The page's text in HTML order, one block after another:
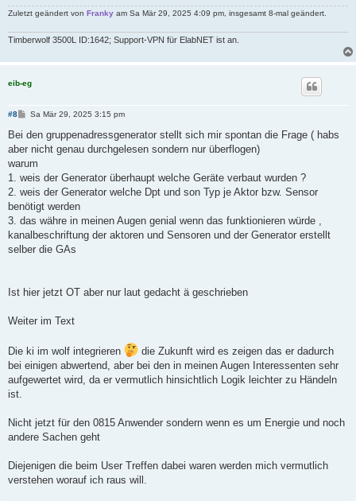
Zuletzt geändert von Franky am Sa Mär 29, 2025 4:09 pm, insgesamt 8-mal geändert.
Timberwolf 3500L ID:1642; Support-VPN für ElabNET ist an.
eib-eg
#8
B
i
r
a
Sa Mär 29, 2025 3:15 pm
Bei den gruppenadressgenerator stellt sich mir spontan die Frage ( habs
aber nicht genau durchgelesen sondern nur überflogen)
warum
1. weis der Generator überhaupt welche Geräte verbaut wurden ?
2. weis der Generator welche Dpt und son Typ je Aktor bzw. Sensor
benötigt werden
3. das währe in meinen Augen genial wenn das funktionieren würde ,
kanalbeschriftung der aktoren und Sensoren und der Generator erstellt
selber die GAs
Ist hier jetzt OT aber nur laut gedacht ä geschrieben
Weiter im Text
Die ki im wolf integrieren
die Zukunft wird es zeigen das er dadurch
bei einigen abwertend, aber bei den in meinen Augen Interessenten sehr
aufgewertet wird, da er vermutlich hinsichtlich Logik leichter zu Händeln
ist.
Nicht jetzt für den 0815 Anwender sondern wenn es um Energie und noch
andere Sachen geht
Diejenigen die beim User Treffen dabei waren werden mich vermutlich
verstehen worauf ich raus will.